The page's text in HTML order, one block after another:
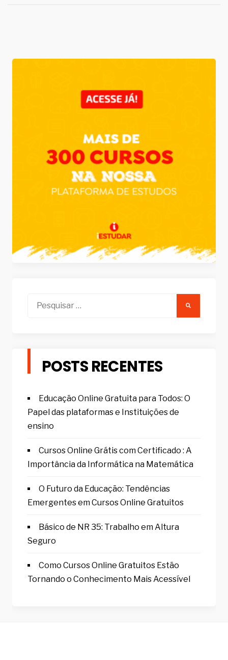
Pesquisar
POSTS RECENTES
Educação Online Gratuita para Todos: O
Papel das plataformas e Instituições de
ensino
Cursos Online Grátis com Certificado : A
Importância da Informática na Matemática
O Futuro da Educação: Tendências
Emergentes em Cursos Online Gratuitos
Básico de NR 35: Trabalho em Altura
Seguro
Como Cursos Online Gratuitos Estão
Tornando o Conhecimento Mais Acessível